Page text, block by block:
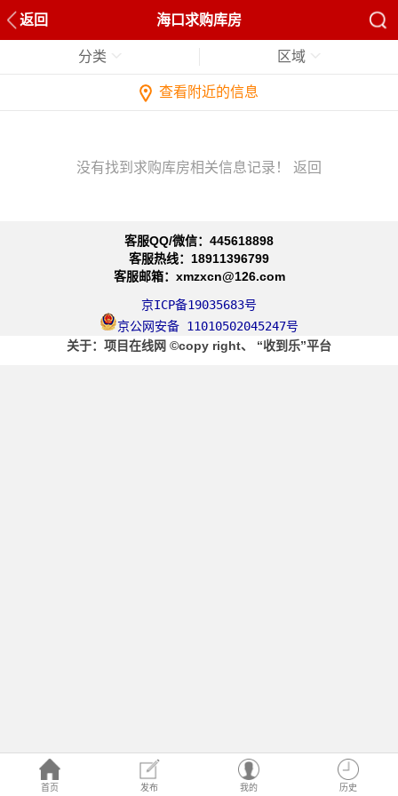
返回 海口求购库房
首页 发布 我的 历史
分类 区域
查看附近的信息
没有找到求购库房相关信息记录！ 返回
客服QQ/微信：445618898
客服热线：18911396799
客服邮箱：xmzxcn@126.com
京ICP备19035683号
京公网安备 11010502045247号
关于：项目在线网 ©copy right、 “收到乐”平台